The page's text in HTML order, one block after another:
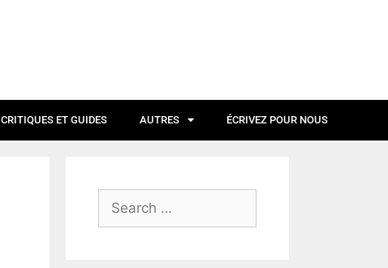
CRITIQUES ET GUIDES AUTRES ÉCRIVEZ POUR NOUS